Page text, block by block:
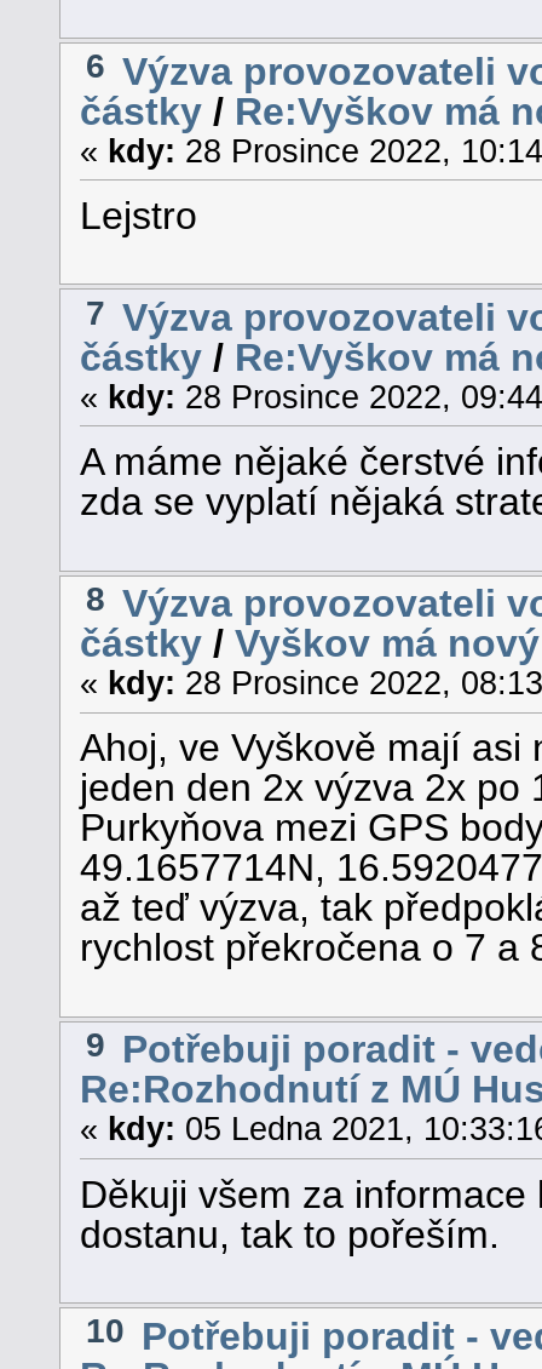
6 Výzva provozovateli
částky/ Re:Vyškov má
« kdy: 28 Prosince 2022,
Lejstro
7 Výzva provozovateli
částky/ Re:Vyškov má
« kdy: 28 Prosince 2022,
A máme nějaké čerstvé
zda se vyplatí nějaká
8 Výzva provozovateli
částky/ Vyškov má
« kdy: 28 Prosince 2022,
Ahoj, ve Vyškově mají asi
jeden den 2x výzva 2x po
Purkyňova mezi GPS
49.1657714N,
až teď výzva, tak
rychlost překročena o 7 a
9 Potřebuji poradit -
Re:Rozhodnutí z MÚ
« kdy: 05 Ledna 2021,
Děkuji všem za
dostanu, tak to pořeším.
10 Potřebuji poradit -